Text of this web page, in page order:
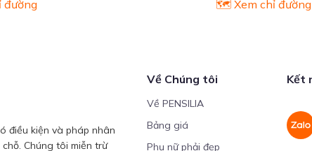
🗺️ Xem chỉ đường
điều kiện và pháp nhân
Chúng tôi miễn trừ
Về Chúng tôi
Về PENSILIA
Bảng giá
Phụ nữ phải đẹp
Kết